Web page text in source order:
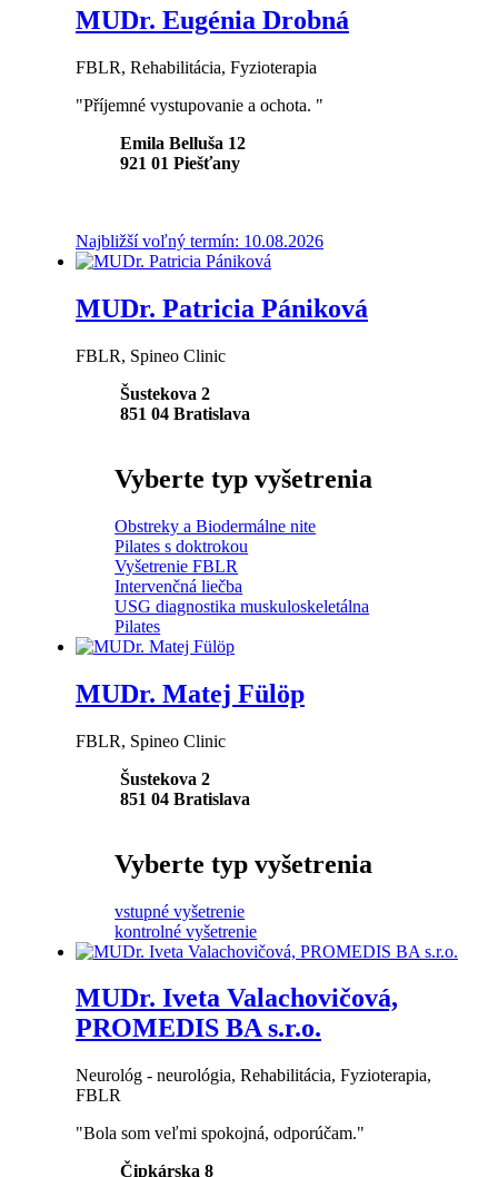
MUDr. Eugénia Drobná
FBLR, Rehabilitácia, Fyzioterapia
"Příjemné vystupovanie a ochota. "
Emila Belluša 12
921 01 Piešťany
Najbližší voľný termín: 10.08.2026
MUDr. Patricia Pániková
FBLR, Spineo Clinic
Šustekova 2
851 04 Bratislava
Vyberte typ vyšetrenia
Obstreky a Biodermálne nite
Pilates s doktrokou
Vyšetrenie FBLR
Intervenčná liečba
USG diagnostika muskuloskeletálna
Pilates
MUDr. Matej Fülöp
FBLR, Spineo Clinic
Šustekova 2
851 04 Bratislava
Vyberte typ vyšetrenia
vstupné vyšetrenie
kontrolné vyšetrenie
MUDr. Iveta Valachovičová,
PROMEDIS BA s.r.o.
Neurológ - neurológia, Rehabilitácia, Fyzioterapia,
FBLR
"Bola som veľmi spokojná, odporúčam."
Čipkárska 8